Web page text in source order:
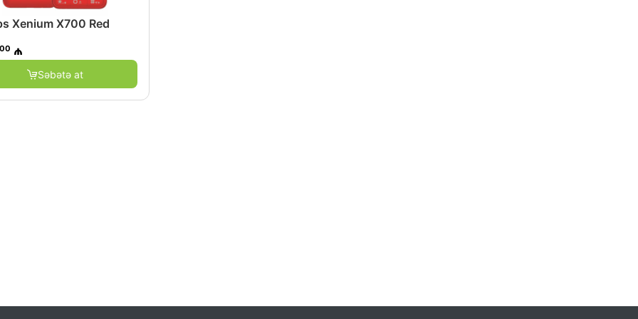
Xenium X700 Red
₼
Səbətə at